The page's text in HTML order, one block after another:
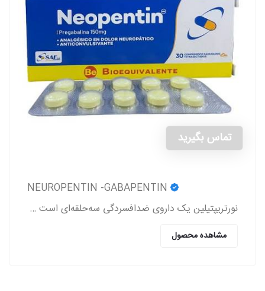
تماس بگیرید
نورتریپتیلین یک داروی ضدافسردگی سه‌حلقه‌ای است که برای درمان افسردگی، دردهای عصبی (نوروپاتی)، پیشگیری از میگرن و برخی اختلالات روانی دیگر تجویز می‌شود
مشاهده محصول